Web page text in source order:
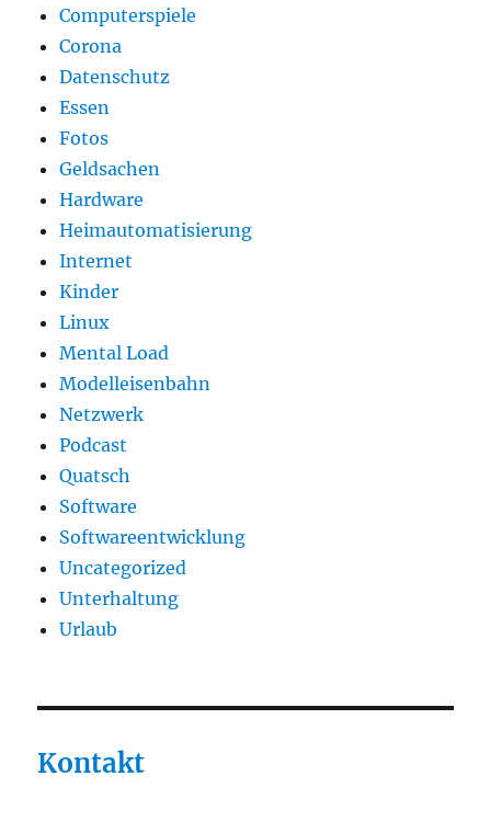
Computerspiele
Corona
Datenschutz
Essen
Fotos
Geldsachen
Hardware
Heimautomatisierung
Internet
Kinder
Linux
Mental Load
Modelleisenbahn
Netzwerk
Podcast
Quatsch
Software
Softwareentwicklung
Uncategorized
Unterhaltung
Urlaub
Kontakt